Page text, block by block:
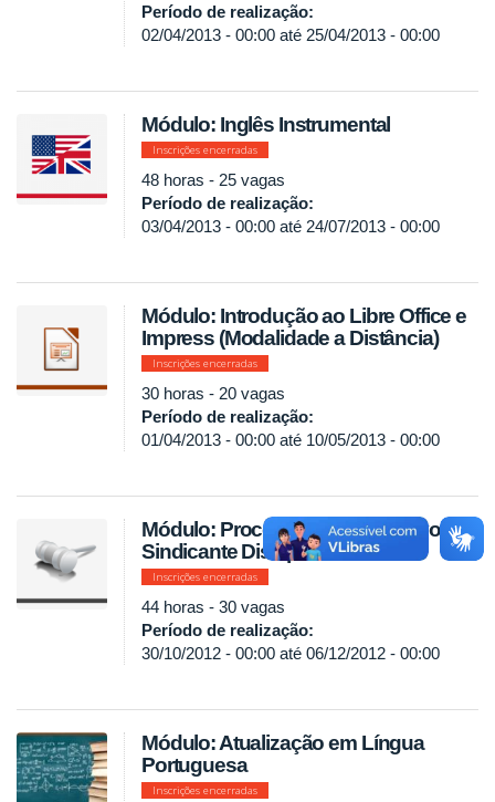
Período de realização:
02/04/2013 - 00:00 até 25/04/2013 - 00:00
Módulo: Inglês Instrumental
Inscrições encerradas
48 horas - 25 vagas
Período de realização:
03/04/2013 - 00:00 até 24/07/2013 - 00:00
Módulo: Introdução ao Libre Office e
Impress (Modalidade a Distância)
Inscrições encerradas
30 horas - 20 vagas
Período de realização:
01/04/2013 - 00:00 até 10/05/2013 - 00:00
Módulo: Processo Administrativo
Sindicante Disciplinar
Inscrições encerradas
44 horas - 30 vagas
Período de realização:
30/10/2012 - 00:00 até 06/12/2012 - 00:00
Módulo: Atualização em Língua
Portuguesa
Inscrições encerradas